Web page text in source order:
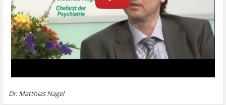
Dr. Matthias Nagel